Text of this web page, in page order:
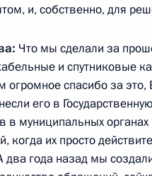
с губернатором
года, 18:45 Москва, Кремль
для прессы по итогам
Австрии Хайнцем
года, 17:00
и, собственно, для
Что мы сделали за
и спутниковые
огромное спасибо за
его в
в муниципальных
когда их просто
два года назад мы